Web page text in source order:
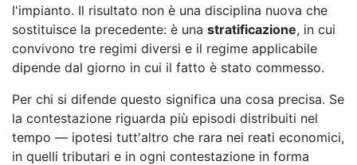
l'impianto. Il risultato non è una disciplina nuova che
sostituisce la precedente: è una stratificazione, in cui
convivono tre regimi diversi e il regime applicabile
dipende dal giorno in cui il fatto è stato commesso.
Per chi si difende questo significa una cosa precisa. Se
la contestazione riguarda più episodi distribuiti nel
tempo — ipotesi tutt'altro che rara nei reati economici,
in quelli tributari e in ogni contestazione in forma